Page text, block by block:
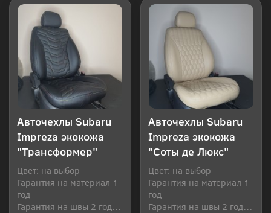
Авточехлы Subaru
Impreza экокожа
"Трансформер"
Цвет: на выбор
Гарантия на материал 1
год
Гарантия на швы 2 года
Авточехлы Subaru
Impreza экокожа
"Соты де Люкс"
Цвет: на выбор
Гарантия на материал 1
год
Гарантия на швы 2 года